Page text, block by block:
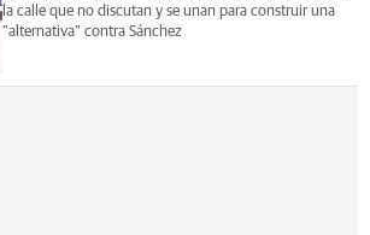
la calle que no discutan y se unan para construir una
"alternativa" contra Sánchez